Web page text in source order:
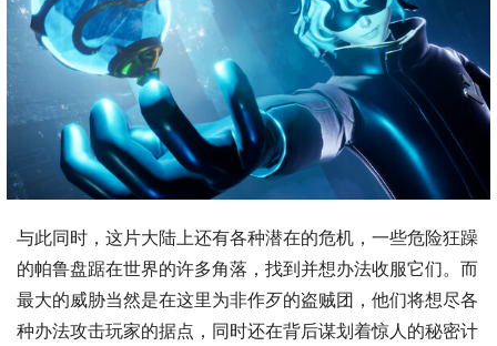
与此同时，这片大陆上还有各种潜在的危机，一些危险狂躁
的帕鲁盘踞在世界的许多角落，找到并想办法收服它们。而
最大的威胁当然是在这里为非作歹的盗贼团，他们将想尽各
种办法攻击玩家的据点，同时还在背后谋划着惊人的秘密计